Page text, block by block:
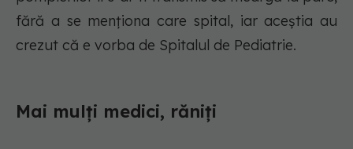
fără a se menționa care spital, iar aceștia au
crezut că e vorba de Spitalul de Pediatrie.
Mai mulți medici, răniți